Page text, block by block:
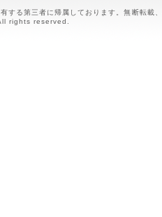
る第三者に帰属しております。無断転載
rights reserved.